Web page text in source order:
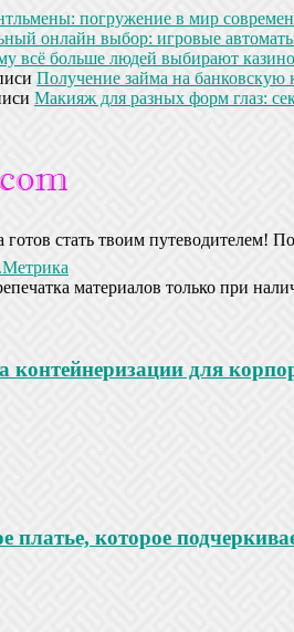
погружение в мир
онлайн выбор: игровые
всё больше людей выбирают
Получение займа на банковскую
Макияж для разных форм глаз:
стать твоим путеводителем!
материалов только при
контейнеризации для
платье, которое